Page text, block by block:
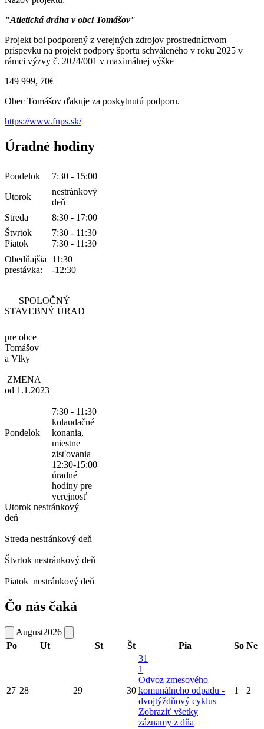
"Atletická dráha v obci Tomášov"
Projekt bol podporený z verejných zdrojov prostredníctvom
príspevku na projekt podpory športu schváleného v roku 2025 v
rámci výzvy č. 2024/001 v maximálnej výške
149 999, 70€
Obec Tomášov ďakuje za poskytnutú podporu.
https://www.fnps.sk/
Úradné hodiny
Pondelok 7:30 - 15:00
Utorok
nestránkový
deň
Streda
8:30 - 17:00
Štvrtok
7:30 - 11:30
Piatok
7:30 - 11:30
Obedňajšia
prestávka:
11:30
-12:30
SPOLOČNÝ
STAVEBNÝ ÚRAD
pre obce
Tomášov
a Vlky
ZMENA
od 1.1.2023
Pondelok
7:30 - 11:30
kolaudačné
konania,
miestne
zisťovania
12:30-15:00
úradné
hodiny pre
verejnosť
Utorok nestránkový
deň
Streda nestránkový deň
Štvrtok nestránkový deň
Piatok nestránkový deň
Čo nás čaká
August2026
Po
Ut St Št Pia So Ne
27 28 29 30
31
1
Odvoz zmesového
komunálneho odpadu -
dvojtýždňový cyklus
Zobraziť všetky
záznamy z dňa
1 2